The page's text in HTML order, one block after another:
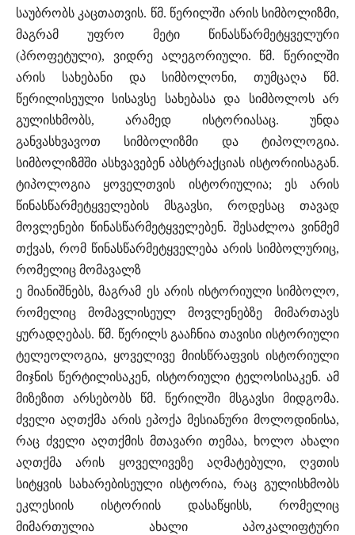
საუბრობს კაცთათვის. წმ. წერილში არის სიმბოლიზმი,
მაგრამ უფრო მეტი წინასწარმეტყველური
(პროფეტული), ვიდრე ალეგორიული. წმ. წერილში
არის სახებანი და სიმბოლონი, თუმცაღა წმ.
წერილისეული სისავსე სახებასა და სიმბოლოს არ
გულისხმობს, არამედ ისტორიასაც. უნდა
განვასხვავოთ სიმბოლიზმი და ტიპოლოგია.
სიმბოლიზმში ასხვავებენ აბსტრაქციას ისტორიისაგან.
ტიპოლოგია ყოველთვის ისტორიულია; ეს არის
წინასწარმეტყველების მსგავსი, როდესაც თავად
მოვლენები წინასწარმეტყველებენ. შესაძლოა ვინმემ
თქვას, რომ წინასწარმეტყველება არის სიმბოლურიც,
რომელიც მომავალზ
ე მიანიშნებს, მაგრამ ეს არის ისტორიული სიმბოლო,
რომელიც მომავლისეულ მოვლენებზე მიმართავს
ყურადღებას. წმ. წერილს გააჩნია თავისი ისტორიული
ტელეოლოგია, ყოველივე მიისწრაფვის ისტორიული
მიჯნის წერტილისაკენ, ისტორიული ტელოსისაკენ. ამ
მიზეზით არსებობს წმ. წერილში მსგავსი მიდგომა.
ძველი აღთქმა არის ეპოქა მესიანური მოლოდინისა,
რაც ძველი აღთქმის მთავარი თემაა, ხოლო ახალი
აღთქმა არის ყოველივეზე აღმატებული, ღვთის
სიტყვის სახარებისეული ისტორია, რაც გულისხმობს
ეკლესიის ისტორიის დასაწყისს, რომელიც
მიმართულია ახალი აპოკალიფტური